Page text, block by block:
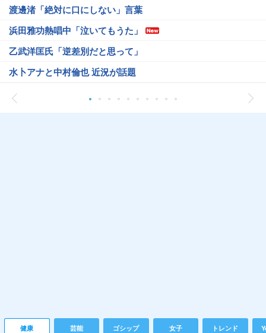
渡邊渚「絶対に口にしない」言葉
浜田雅功熱唱中「泣いてもうた」
乙武洋匡氏「逆差別だと思って」
水卜アナと中村倫也 近況が話題
健康 芸能 ゴシップ 女子 トレンド